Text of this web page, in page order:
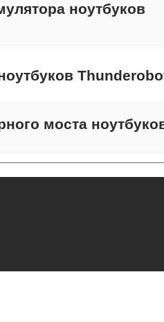
ноутбуков
моста